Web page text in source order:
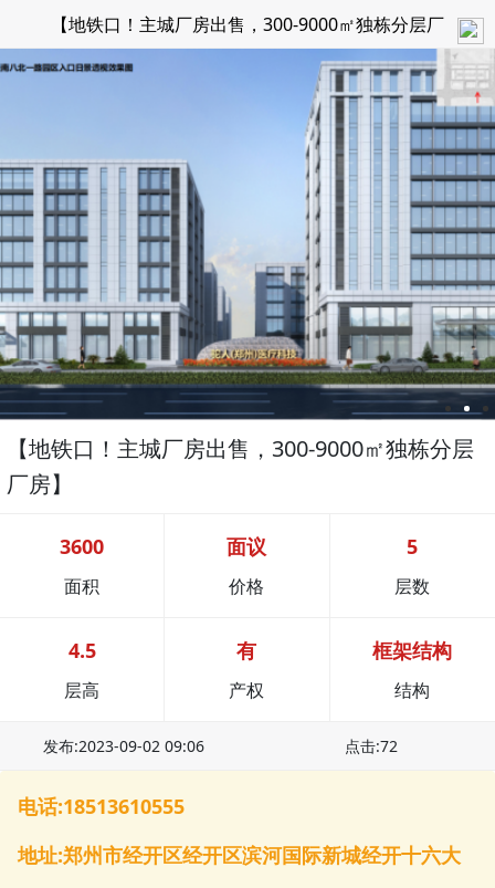
【地铁口！主城厂房出售，300-9000㎡独栋分层厂
【地铁口！主城厂房出售，300-9000㎡独栋分层
厂房】
3600
面积
面议
价格
5
层数
4.5
层高
有
产权
框架结构
结构
发布:2023-09-02 09:06 点击:72
电话:18513610555
地址:郑州市经开区经开区滨河国际新城经开十六大